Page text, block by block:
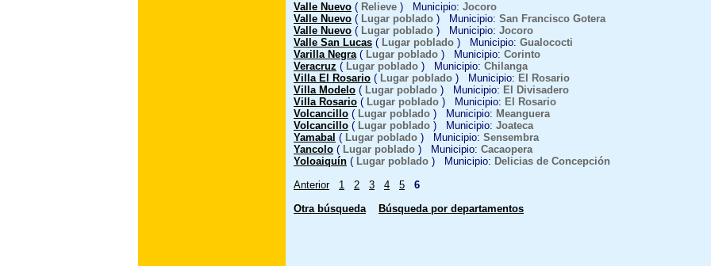
Valle Nuevo ( Relieve ) Municipio: Jocoro
Valle Nuevo ( Lugar poblado ) Municipio: San Francisco Gotera
Valle Nuevo ( Lugar poblado ) Municipio: Jocoro
Valle San Lucas ( Lugar poblado ) Municipio: Gualococti
Varilla Negra( Lugar poblado ) Municipio: Corinto
Veracruz ( Lugar poblado ) Municipio: Chilanga
Villa El Rosario ( Lugar poblado ) Municipio: El Rosario
Villa Modelo ( Lugar poblado ) Municipio: El Divisadero
Villa Rosario ( Lugar poblado ) Municipio: El Rosario
Volcancillo ( Lugar poblado ) Municipio: Meanguera
Volcancillo ( Lugar poblado ) Municipio: Joateca
Yamabal ( Lugar poblado ) Municipio: Sensembra
Yancolo ( Lugar poblado ) Municipio: Cacaopera
Yoloaiquín ( Lugar poblado ) Municipio: Delicias de Concepción
Anterior
1 2 3 4 5
6
Otra búsqueda
Búsqueda por departamentos